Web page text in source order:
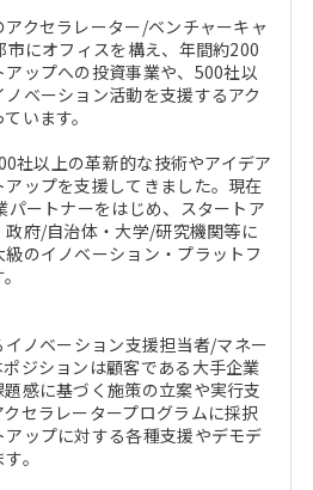
クセラレーター/ベンチャーキャ
市にオフィスを構え、年間約200
ップへの投資事業や、500社以
ベーション活動を支援するアク
います。
社以上の革新的な技術やアイデア
ップを支援してきました。現在
パートナーをはじめ、スタートア
政府/自治体・大学/研究機関等に
のイノベーション・プラットフ
ノベーション支援担当者/マネー
ジションは顧客である大手企業
感に基づく施策の立案や実行支
セラレータープログラムに採択
ップに対する各種支援やデモデ
。